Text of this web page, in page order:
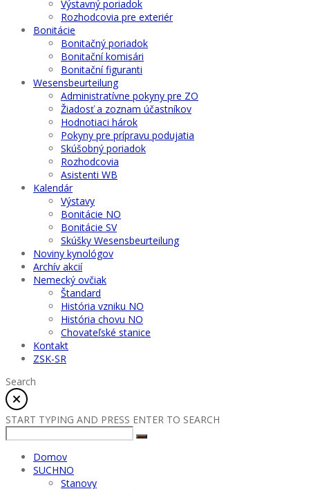
Výstavný poriadok
Rozhodcovia pre exteriér
Bonitácie
Bonitačný poriadok
Bonitační komisári
Bonitační figuranti
Wesensbeurteilung
Administratívne pokyny pre ZO
Žiadosť a zoznam účastníkov
Hodnotiaci hárok
Pokyny pre prípravu podujatia
Skúšobný poriadok
Rozhodcovia
Asistenti WB
Kalendár
Výstavy
Bonitácie NO
Bonitácie SV
Skúšky Wesensbeurteilung
Noviny kynológov
Archív akcií
Nemecký ovčiak
Štandard
História vzniku NO
História chovu NO
Chovateľské stanice
Kontakt
ZSK-SR
Search
START TYPING AND PRESS ENTER TO SEARCH
Domov
SUCHNO
Stanovy